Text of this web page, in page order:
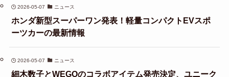
2026-05-07 ニュース
ホンダ新型スーパーワン発表！軽量コンパクトEVスポ
ーツカーの最新情報
2026-05-07 ニュース
細木数子とWEGOのコラボアイテム発売決定、ユニーク